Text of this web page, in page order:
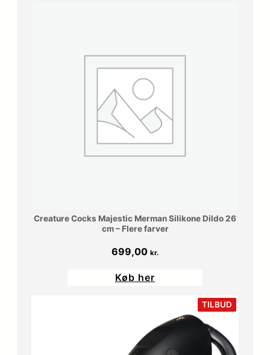
Creature Cocks Majestic Merman Silikone Dildo 26
cm – Flere farver
699,00 kr.
Køb her
TILBUD
PÅ